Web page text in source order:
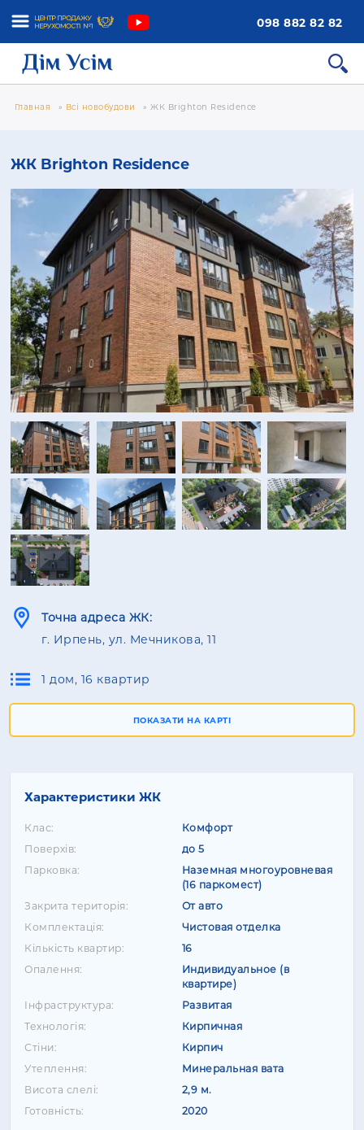
098 882 82 82
Главная » Всі новобудови » ЖК Brighton Residence
ЖК Brighton Residence
Точна адреса ЖК:
г. Ирпень, ул. Мечникова, 11
1 дом, 16 квартир
ПОКАЗАТИ НА КАРТІ
Характеристики ЖК
Клас:
Комфорт
Поверхів:
до 5
Парковка:
Наземная многоуровневая
(16 паркомест)
Закрита територія:
От авто
Комплектація:
Чистовая отделка
Кількість квартир:
16
Опалення:
Индивидуальное (в
квартире)
Інфраструктура:
Развитая
Технологія:
Кирпичная
Стіни:
Кирпич
Утеплення:
Минеральная вата
Висота слелі:
2,9 м.
Готовність:
2020